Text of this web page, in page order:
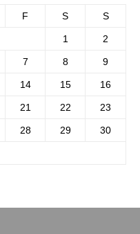
F S S
1 2
7 8 9
14 15 16
21 22 23
28 29 30